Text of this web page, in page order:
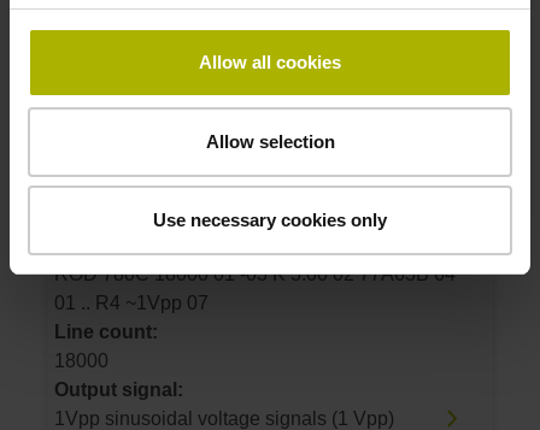
Allow all cookies
Allow selection
Use necessary cookies only
Line count:
1Vpp sinusoidal voltage signals (1 Vpp)
ID number:
ROD 780C 18000 01 -03 K 3.00 02 77A63B 64
01 .. R4 ~1Vpp 07
Line count:
18000
Output signal:
1Vpp sinusoidal voltage signals (1 Vpp)